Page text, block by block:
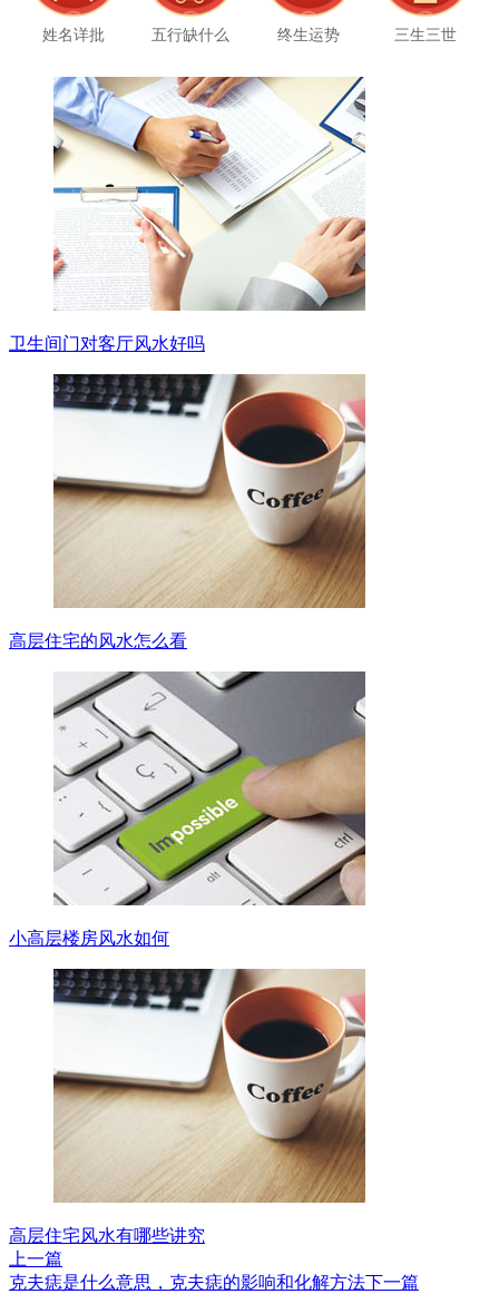
姓名详批 五行缺什么 终生运势 三生三世
卫生间门对客厅风水好吗
高层住宅的风水怎么看
小高层楼房风水如何
高层住宅风水有哪些讲究
上一篇
克夫痣是什么意思，克夫痣的影响和化解方法下一篇